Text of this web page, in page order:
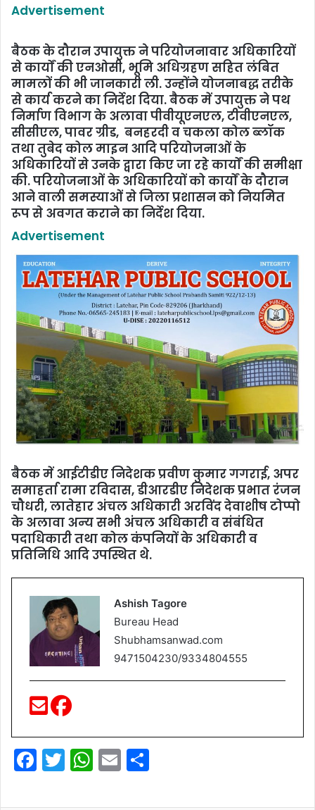
Advertisement
बैठक के दौरान उपायुक्त ने परियोजनावार अधिकारियों
से कार्यों की एनओसी, भूमि अधिग्रहण सहित लंबित
मामलों की भी जानकारी ली. उन्होंने योजनाबद्ध तरीके
से कार्य करने का निर्देश दिया. बैठक में उपायुक्त ने पथ
निर्माण विभाग के अलावा पीवीयूएनएल, टीवीएनएल,
सीसीएल, पावर ग्रीड, बनहरदी व चकला कोल ब्लॉक
तथा तुबेद कोल माइन आदि परियोजनाओं के
अधिकारियों से उनके द्वारा किए जा रहे कार्यों की समीक्षा
की. परियोजनाओं के अधिकारियों को कार्यों के दौरान
आने वाली समस्याओं से जिला प्रशासन को नियमित
रूप से अवगत कराने का निर्देश दिया.
Advertisement
बैठक में आईटीडीए निदेशक प्रवीण कुमार गगराई, अपर
समाहर्ता रामा रविदास, डीआरडीए निदेशक प्रभात रंजन
चौधरी, लातेहार अंचल अधिकारी अरविंद देवाशीष टोप्‍पो
के अलावा अन्‍य सभी अंचल अधिकारी व संबंधित
पदाधिकारी तथा कोल कंपनियों के अधिकारी व
प्रतिनिधि आदि उपस्थित थे.
Ashish Tagore
Bureau Head
Shubhamsanwad.com
9471504230/9334804555
F
T
W E